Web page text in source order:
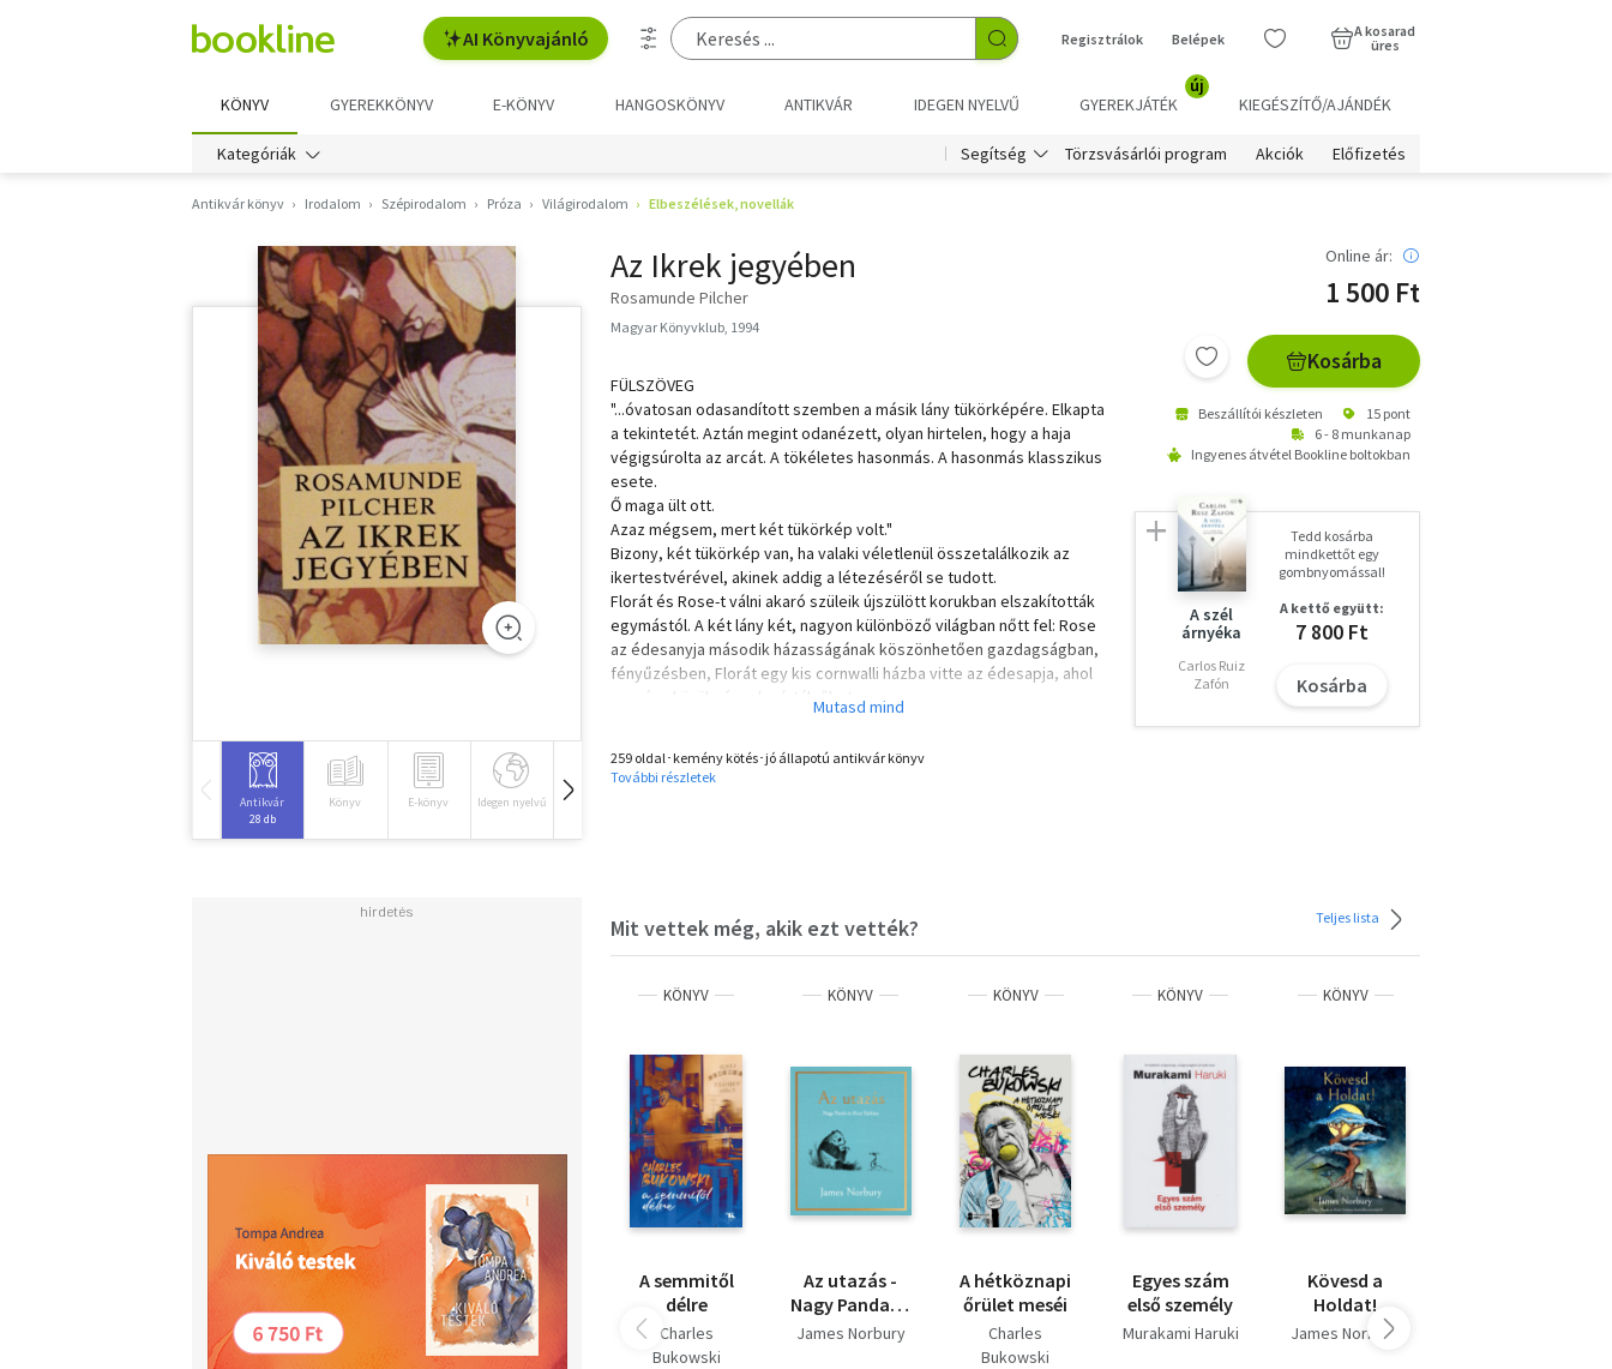
AI Könyvajánló Regisztrálok Belépek
A kosarad
üres
KÖNYV GYEREKKÖNYV E-KÖNYV HANGOSKÖNYV ANTIKVÁR IDEGEN NYELVŰ GYEREKJÁTÉK
új
KIEGÉSZÍTŐ/AJÁNDÉK
Kategóriák Segítség Törzsvásárlói program Akciók Előfizetés
Antikvár könyv Irodalom Szépirodalom Próza Világirodalom Elbeszélések, novellák
Antikvár
28 db
Könyv E-könyv Idegen nyelvű Hangoskönyv
Az Ikrek jegyében
Rosamunde Pilcher
Magyar Könyvklub, 1994
FÜLSZÖVEG
"...óvatosan odasandított szemben a másik lány tükörképére. Elkapta
a tekintetét. Aztán megint odanézett, olyan hirtelen, hogy a haja
végigsúrolta az arcát. A tökéletes hasonmás. A hasonmás klasszikus
esete.
Ő maga ült ott.
Azaz mégsem, mert két tükörkép volt."
Bizony, két tükörkép van, ha valaki véletlenül összetalálkozik az
ikertestvérével, akinek addig a létezéséről se tudott.
Florát és Rose-t válni akaró szüleik újszülött korukban elszakították
egymástól. A két lány két, nagyon különböző világban nőtt fel: Rose
az édesanyja második házasságának köszönhetően gazdagságban,
fényűzésben, Florát egy kis cornwalli házba vitte az édesapja, ahol
szerény körülmények várták őket.
véletlen találkozás után, arról szól Rosamunde Pilcher regénye,
Rose 33
Antony 47
Anna 63
Brian 143
Flora 179
Hugh 209
259 oldal･kemény kötés･jó állapotú antikvár könyv
További részletek
Online ár:
1 500 Ft
Kosárba
Beszállítói készleten
15 pont
6 - 8 munkanap
Ingyenes átvétel Bookline boltokban
A szél
árnyéka
Carlos Ruiz
Zafón
Tedd kosárba
mindkettőt egy
gombnyomással!
A kettő együtt:
7 800 Ft
Kosárba
Mit vettek még, akik ezt vették? Teljes lista
KÖNYV
A semmitől
délre
Charles
Bukowski
KÖNYV
Az utazás -
Nagy Panda és
Kicsi Sárkány
James Norbury
KÖNYV
A hétköznapi
őrület meséi
Charles
Bukowski
KÖNYV
Egyes szám
első személy
Murakami Haruki
KÖNYV
Kövesd a
Holdat!
James Norbury